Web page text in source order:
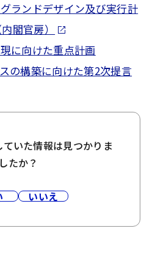
ランドデザイン及び実行計
閣官房）
に向けた重点計画
の構築に向けた第2次提言
いた情報は見つかりま
したか？
いいえ